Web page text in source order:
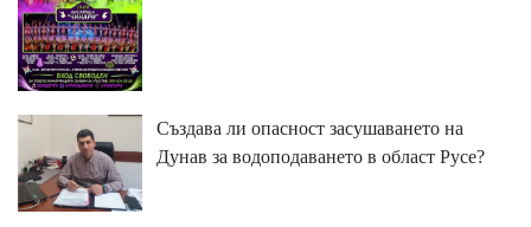
Създава ли опасност засушаването на
Дунав за водоподаването в област Русе?